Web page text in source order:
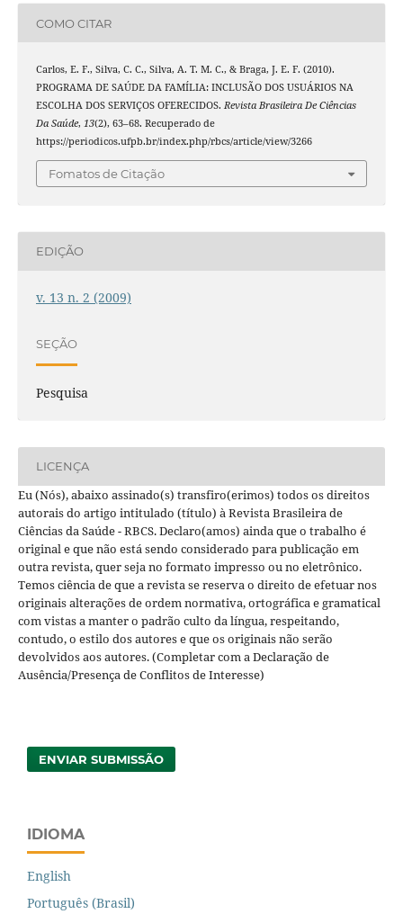
COMO CITAR
Carlos, E. F., Silva, C. C., Silva, A. T. M. C., & Braga, J. E. F. (2010).
PROGRAMA DE SAÚDE DA FAMÍLIA: INCLUSÃO DOS USUÁRIOS NA
ESCOLHA DOS SERVIÇOS OFERECIDOS. Revista Brasileira De Ciências
Da Saúde, 13(2), 63–68. Recuperado de
https://periodicos.ufpb.br/index.php/rbcs/article/view/3266
Fomatos de Citação
EDIÇÃO
v. 13 n. 2 (2009)
SEÇÃO
Pesquisa
LICENÇA
Eu (Nós), abaixo assinado(s) transfiro(erimos) todos os direitos
autorais do artigo intitulado (título) à Revista Brasileira de
Ciências da Saúde - RBCS. Declaro(amos) ainda que o trabalho é
original e que não está sendo considerado para publicação em
outra revista, quer seja no formato impresso ou no eletrônico.
Temos ciência de que a revista se reserva o direito de efetuar nos
originais alterações de ordem normativa, ortográfica e gramatical
com vistas a manter o padrão culto da língua, respeitando,
contudo, o estilo dos autores e que os originais não serão
devolvidos aos autores. (Completar com a Declaração de
Ausência/Presença de Conflitos de Interesse)
ENVIAR SUBMISSÃO
IDIOMA
English
Português (Brasil)